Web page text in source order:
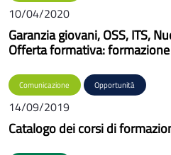
10/04/2020
Garanzia giovani, OSS, ITS,
Offerta formativa:
Comunicazione Opportunità
14/09/2019
Catalogo dei corsi di